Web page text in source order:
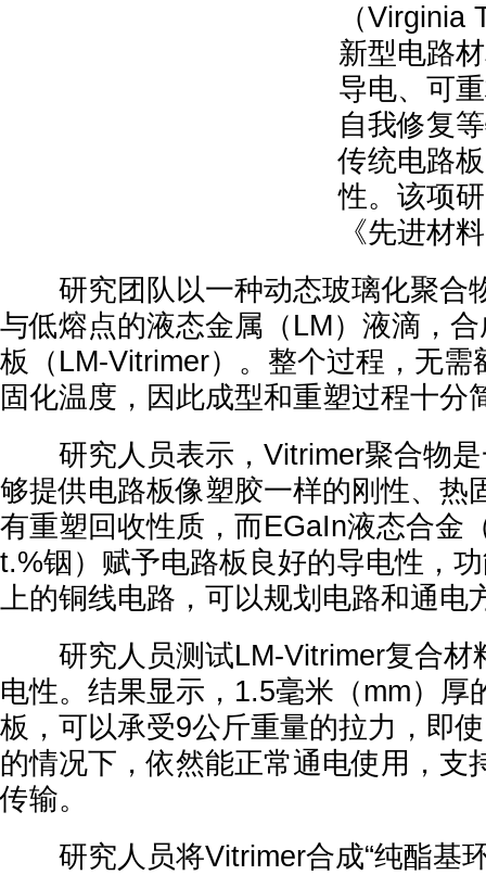
（Virginia
新型电路
导电、可
自我修复
传统电路
性。该项
《先进材
研究团队以一种动态玻璃化聚合
与低熔点的液态金属（LM）液滴，
板（LM-Vitrimer）。整个过程，无需
固化温度，因此成型和重塑过程十分
研究人员表示，Vitrimer聚合物是
够提供电路板像塑胶一样的刚性、热
有重塑回收性质，而EGaIn液态合金
t.%铟）赋予电路板良好的导电性，
上的铜线电路，可以规划电路和通电
研究人员测试LM-Vitrimer复合材
电性。结果显示，1.5毫米（mm）厚
板，可以承受9公斤重量的拉力，即
的情况下，依然能正常通电使用，支
传输。
研究人员将Vitrimer合成“纯酯基